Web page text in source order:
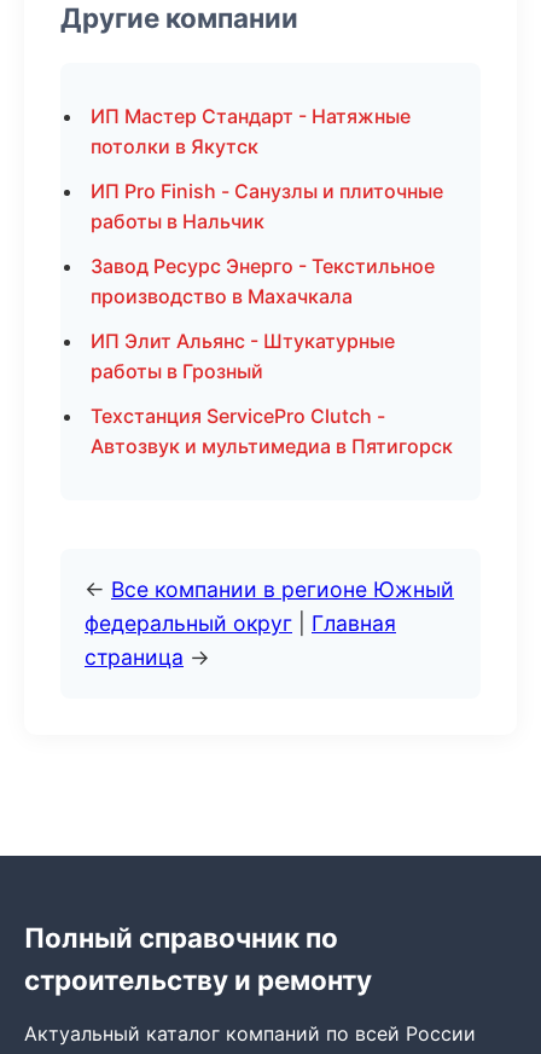
Другие компании
ИП Мастер Стандарт - Натяжные
потолки в Якутск
ИП Pro Finish - Санузлы и плиточные
работы в Нальчик
Завод Ресурс Энерго - Текстильное
производство в Махачкала
ИП Элит Альянс - Штукатурные
работы в Грозный
Техстанция ServicePro Clutch -
Автозвук и мультимедиа в Пятигорск
← Все компании в регионе Южный
федеральный округ
Главная
страница →
Полный справочник по
строительству и ремонту
Актуальный каталог компаний по всей России